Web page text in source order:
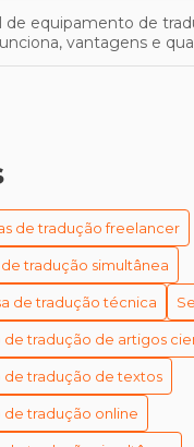
de equipamento de
vantagens e
Destacar no Mercado
Empresas de
Negócio
Empresas de
Necessidades
de Tradução
Comunicação Eficiente
Legendagem de Vídeos
de tradução freelancer
tradução simultânea
de tradução técnica
de tradução de artigos
de tradução de textos
de tradução online